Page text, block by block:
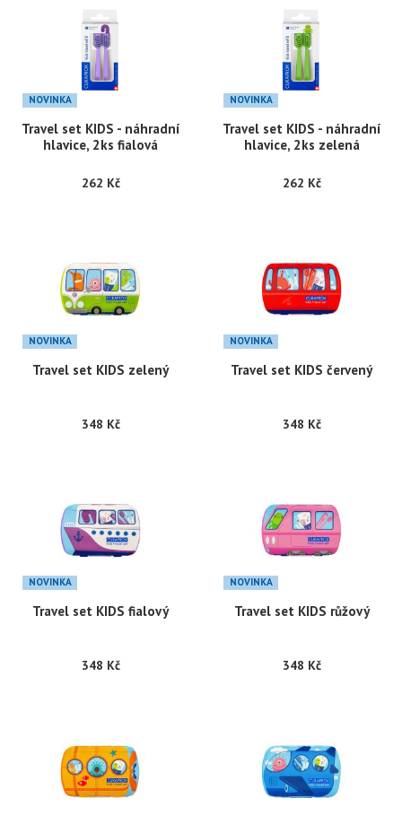
NOVINKA
Travel set KIDS - náhradní
hlavice, 2ks fialová
262 Kč
NOVINKA
Travel set KIDS - náhradní
hlavice, 2ks zelená
262 Kč
NOVINKA
Travel set KIDS zelený
348 Kč
NOVINKA
Travel set KIDS červený
348 Kč
NOVINKA
Travel set KIDS fialový
348 Kč
NOVINKA
Travel set KIDS růžový
348 Kč